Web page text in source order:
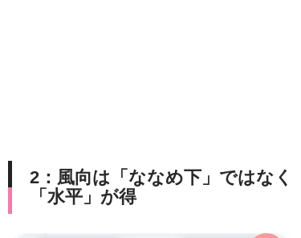
2：風向は「ななめ下」ではなく
「水平」が得